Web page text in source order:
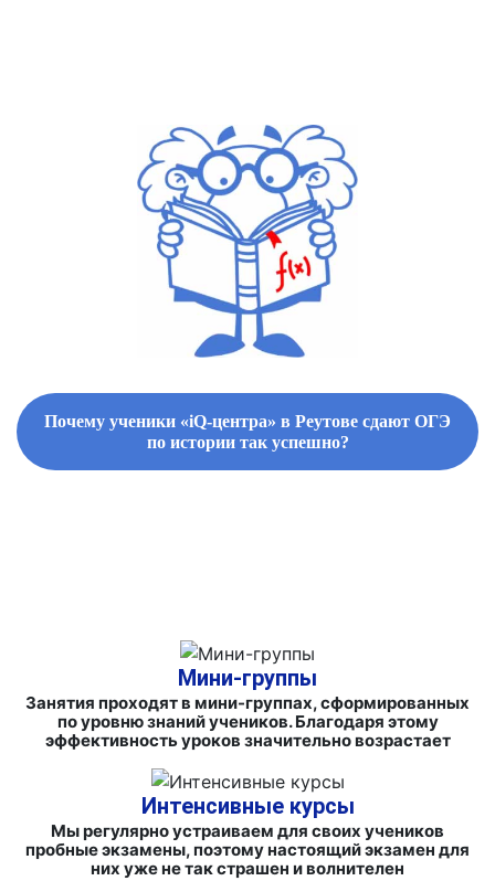
Почему ученики «iQ-центра» в Реутове сдают ОГЭ
по истории так успешно?
Мини-группы
Занятия проходят в мини-группах, сформированных
по уровню знаний учеников. Благодаря этому
эффективность уроков значительно возрастает
Интенсивные курсы
Мы регулярно устраиваем для своих учеников
пробные экзамены, поэтому настоящий экзамен для
них уже не так страшен и волнителен